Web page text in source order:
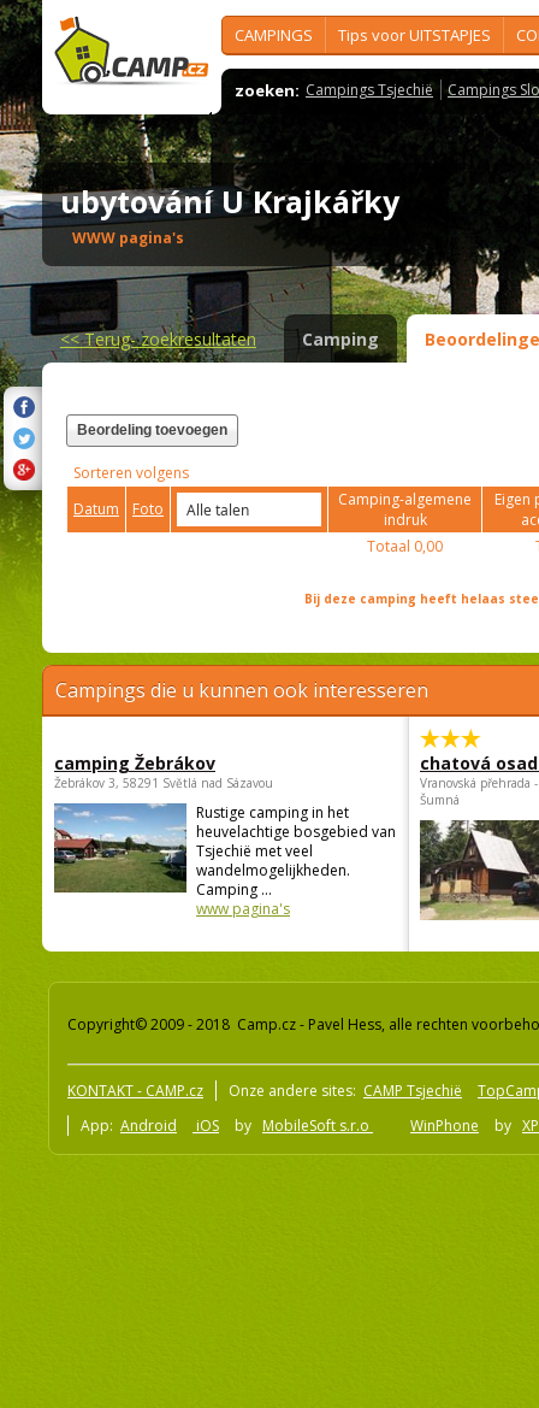
CAMPINGS Tips voor UITSTAPJES
zoeken: Campings Tsjechië Campings
ubytování U Krajkářky
WWW pagina's
<<Terug- zoekresultaten Camping
Beordeling toevoegen
Sorteren volgens
Datum
Foto
Camping-algemene
indruk
Eigen
Totaal 0,00
Bij deze camping heeft helaas
Campings die u kunnen ook interesseren
camping Žebrákov
Žebrákov 3, 58291 Světlá nad Sázavou
Rustige camping in het
heuvelachtige bosgebied van
Tsjechië met veel
wandelmogelijkheden.
Camping ...
www pagina's
chatová
Vranovská přehrada
Šumná
Copyright© 2009 - 2018 Camp.cz - Pavel Hess, alle rechten
KONTAKT - CAMP.cz Onze andere sites: CAMP Tsjechië
App: Android iOS by MobileSoft s.r.o WinPhone by